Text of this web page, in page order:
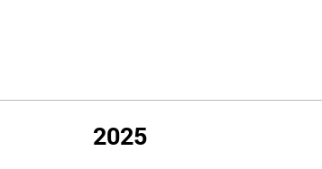
2025